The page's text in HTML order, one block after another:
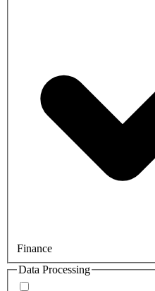
Finance
Data Processing